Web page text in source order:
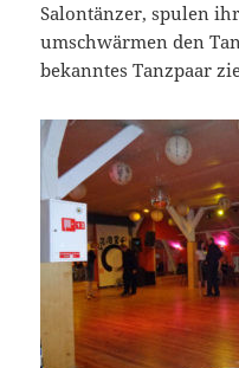
Salontänzer, spulen
umschwärmen den
bekanntes Tanzpaar